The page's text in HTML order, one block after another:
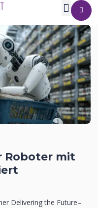
Roboter mit
Delivering the Future–